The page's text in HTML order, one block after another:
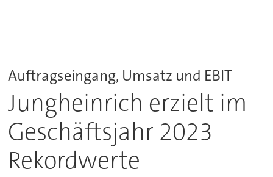
Auftragseingang, Umsatz und EBIT
Jungheinrich erzielt im
Geschäftsjahr 2023
Rekordwerte